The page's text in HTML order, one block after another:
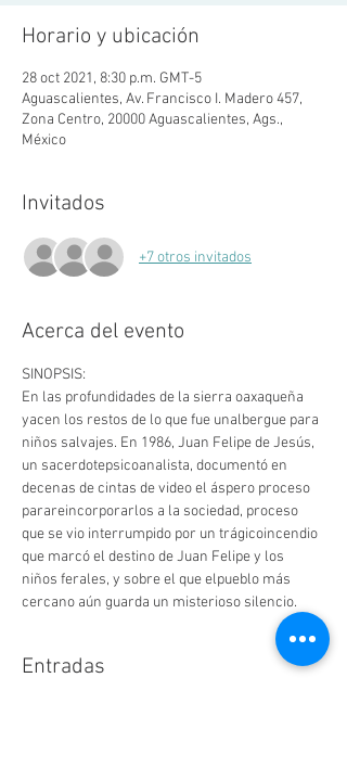
Horario y ubicación
28 oct 2021, 8:30 p.m. GMT-5
Aguascalientes, Av. Francisco I. Madero 457,
Zona Centro, 20000 Aguascalientes, Ags.,
México
Invitados
+7 otros invitados
Acerca del evento
SINOPSIS:
En las profundidades de la sierra oaxaqueña
yacen los restos de lo que fue unalbergue para
niños salvajes. En 1986, Juan Felipe de Jesús,
un sacerdotepsicoanalista, documentó en
decenas de cintas de video el áspero proceso
parareincorporarlos a la sociedad, proceso
que se vio interrumpido por un trágicoincendio
que marcó el destino de Juan Felipe y los
niños ferales, y sobre el que elpueblo más
cercano aún guarda un misterioso silencio.
Entradas